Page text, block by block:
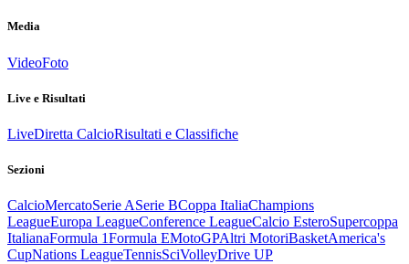
Media
VideoFoto
Live e Risultati
LiveDiretta CalcioRisultati e Classifiche
Sezioni
CalcioMercatoSerie ASerie BCoppa ItaliaChampions
LeagueEuropa LeagueConference LeagueCalcio EsteroSupercoppa
ItalianaFormula 1Formula EMotoGPAltri MotoriBasketAmerica's
CupNations LeagueTennisSciVolleyDrive UP